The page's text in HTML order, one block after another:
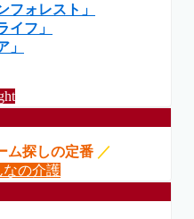
フォレスト」
イフ」
」
ム探しの定番 ／
なの介護